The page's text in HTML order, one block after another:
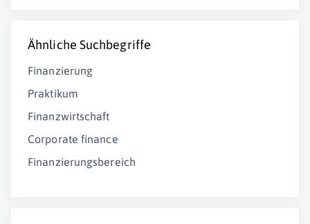
Ähnliche Suchbegriffe
Finanzierung
Praktikum
Finanzwirtschaft
Corporate finance
Finanzierungsbereich